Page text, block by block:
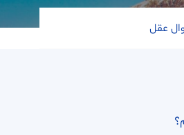
عقل